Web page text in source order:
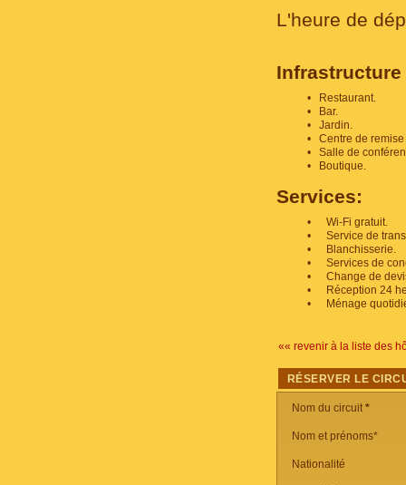
L'heure de
Infrastructure
•
Restaurant.
•
Bar.
•
Jardin.
•
Centre de
•
Salle de
•
Boutique.
Services:
•
Wi-Fi gratuit.
•
Service de
•
Blanchisserie.
•
Services de
•
Change de
•
Réception 24
•
Ménage
«« revenir à la liste des
RÉSERVER LE
Nom du circuit*
Nom et prénoms*
Nationalité